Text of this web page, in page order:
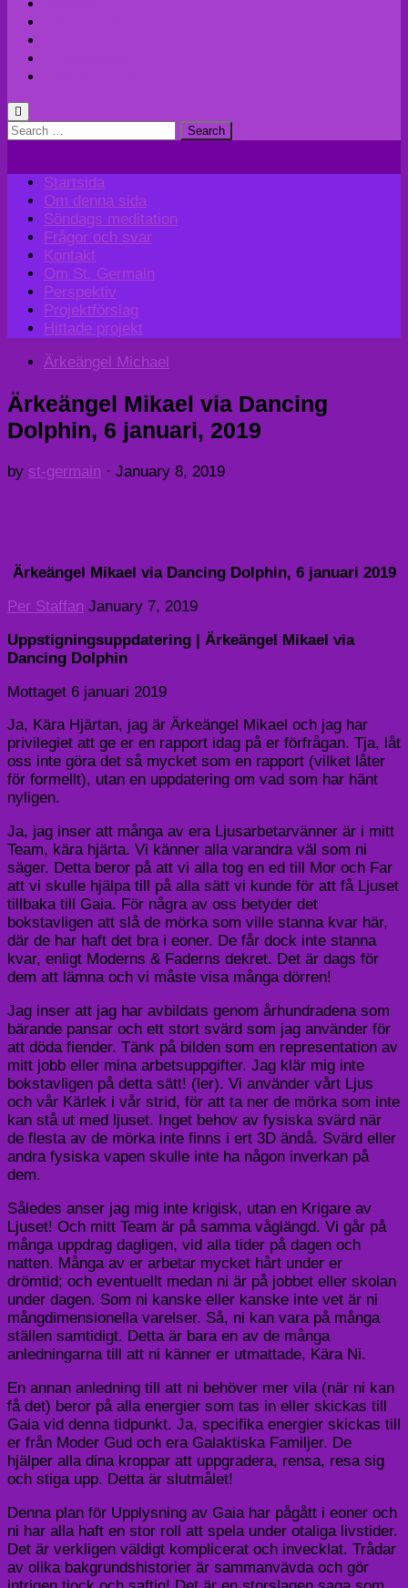
Search
Startsida
Om denna sida
Söndags meditation
Frågor och svar
Kontakt
Om St. Germain
Perspektiv
Projektförslag
Hittade projekt
Ärkeängel Michael
Ärkeängel Mikael via Dancing
Dolphin, 6 januari, 2019
by st-germain · January 8, 2019
Ärkeängel Mikael via Dancing Dolphin, 6 januari 2019
Per Staffan January 7, 2019
Uppstigningsuppdatering | Ärkeängel Mikael via
Dancing Dolphin
Mottaget 6 januari 2019
Ja, Kära Hjärtan, jag är Ärkeängel Mikael och jag har
privilegiet att ge er en rapport idag på er förfrågan. Tja, låt
oss inte göra det så mycket som en rapport (vilket låter
för formellt), utan en uppdatering om vad som har hänt
nyligen.
Ja, jag inser att många av era Ljusarbetarvänner är i mitt
Team, kära hjärta. Vi känner alla varandra väl som ni
säger. Detta beror på att vi alla tog en ed till Mor och Far
att vi skulle hjälpa till på alla sätt vi kunde för att få Ljuset
tillbaka till Gaia. För några av oss betyder det
bokstavligen att slå de mörka som ville stanna kvar här,
där de har haft det bra i eoner. De får dock inte stanna
kvar, enligt Moderns & Faderns dekret. Det är dags för
dem att lämna och vi måste visa många dörren!
Jag inser att jag har avbildats genom århundradena som
bärande pansar och ett stort svärd som jag använder för
att döda fiender. Tänk på bilden som en representation av
mitt jobb eller mina arbetsuppgifter. Jag klär mig inte
bokstavligen på detta sätt! (ler). Vi använder vårt Ljus
och vår Kärlek i vår strid, för att ta ner de mörka som inte
kan stå ut med ljuset. Inget behov av fysiska svärd när
de flesta av de mörka inte finns i ert 3D ändå. Svärd eller
andra fysiska vapen skulle inte ha någon inverkan på
dem.
Således anser jag mig inte krigisk, utan en Krigare av
Ljuset! Och mitt Team är på samma våglängd. Vi går på
många uppdrag dagligen, vid alla tider på dagen och
natten. Många av er arbetar mycket hårt under er
drömtid; och eventuellt medan ni är på jobbet eller skolan
under dagen. Som ni kanske eller kanske inte vet är ni
mångdimensionella varelser. Så, ni kan vara på många
ställen samtidigt. Detta är bara en av de många
anledningarna till att ni känner er utmattade, Kära Ni.
En annan anledning till att ni behöver mer vila (när ni kan
få det) beror på alla energier som tas in eller skickas till
Gaia vid denna tidpunkt. Ja, specifika energier skickas till
er från Moder Gud och era Galaktiska Familjer. De
hjälper alla dina kroppar att uppgradera, rensa, resa sig
och stiga upp. Detta är slutmålet!
Denna plan för Upplysning av Gaia har pågått i eoner och
ni har alla haft en stor roll att spela under otaliga livstider.
Det är verkligen väldigt komplicerat och invecklat. Trådar
av olika bakgrundshistorier är sammanvävda och gör